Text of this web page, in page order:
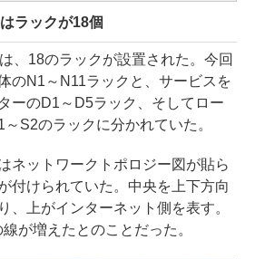
ラックが18個
、18のラックが設置された。今回
のN1～N11ラックと、サービスを
ーのD1～D5ラック、そしてロー
S2のラックに分かれていた。
ネットワークトポロジー図が貼ら
付けられていた。中央を上下方向
、上がインターネット側を表す。
が増えたとのことだった。